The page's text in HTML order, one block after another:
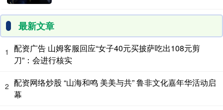
最新文章
1
配资广告 山姆客服回应“女子40元买披萨吃出108元剪
刀”：会进行核实
2 配资网络炒股 “山海和鸣 美美与共” 鲁非文化嘉年华活动启
幕